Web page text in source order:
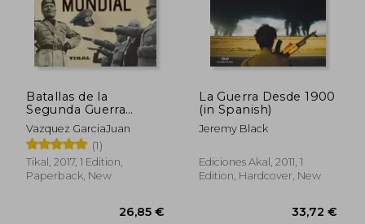
Batallas de la
Segunda Guerra
Mundial (in Spanish)
Vazquez GarciaJuan
(1)
Tikal, 2017, 1 Edition,
Paperback, New
La Guerra Desde 1900
(in Spanish)
Jeremy Black
Ediciones Akal, 2011, 1
Edition, Hardcover, New